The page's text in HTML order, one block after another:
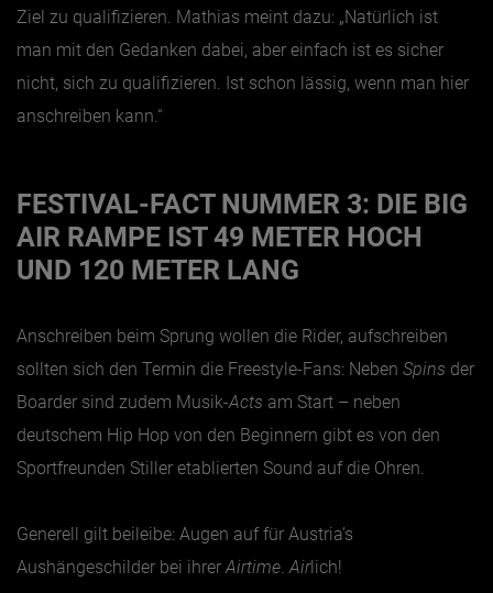
Ziel zu qualifizieren. Mathias meint dazu: „Natürlich ist
man mit den Gedanken dabei, aber einfach ist es sicher
nicht, sich zu qualifizieren. Ist schon lässig, wenn man hier
anschreiben kann.“
FESTIVAL-FACT NUMMER 3: DIE BIG
AIR RAMPE IST 49 METER HOCH
UND 120 METER LANG
Anschreiben beim Sprung wollen die Rider, aufschreiben
sollten sich den Termin die Freestyle-Fans: Neben Spins der
Boarder sind zudem Musik-Acts am Start – neben
deutschem Hip Hop von den Beginnern gibt es von den
Sportfreunden Stiller etablierten Sound auf die Ohren.
Generell gilt beileibe: Augen auf für Austria’s
Aushängeschilder bei ihrer Airtime Airlich!